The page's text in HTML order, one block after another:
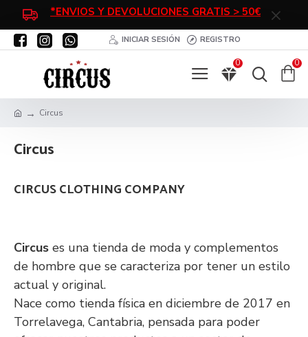
*ENVIOS Y DEVOLUCIONES GRATIS > 50€
INICIAR SESIÓN REGISTRO
0 0
Circus
Circus
CIRCUS CLOTHING COMPANY
Circus es una tienda de moda y complementos
de hombre que se caracteriza por tener un estilo
actual y original.
Nace como tienda física en diciembre de 2017 en
Torrelavega, Cantabria, pensada para poder